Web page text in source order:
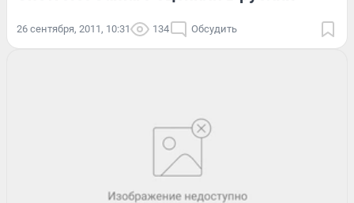
26 сентября, 2011, 10:31 134 Обсудить